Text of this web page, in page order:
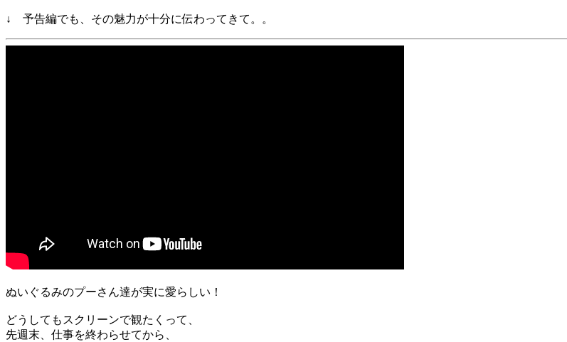
↓ 予告編でも、その魅力が十分に伝わってきて。。
ぬいぐるみのプーさん達が実に愛らしい！
どうしてもスクリーンで観たくって、
先週末、仕事を終わらせてから、